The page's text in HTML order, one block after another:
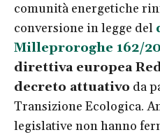
comunità energetiche
conversione in legge del
Milleproroghe 162/
direttiva europea
decreto attuativo da
Transizione Ecologica.
legislative non hanno